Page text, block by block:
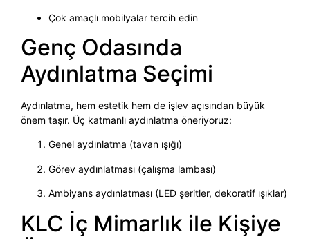
Çok amaçlı mobilyalar tercih edin
Genç Odasında
Aydınlatma Seçimi
Aydınlatma, hem estetik hem de işlev açısından büyük
önem taşır. Üç katmanlı aydınlatma öneriyoruz:
Genel aydınlatma (tavan ışığı)
Görev aydınlatması (çalışma lambası)
Ambiyans aydınlatması (LED şeritler, dekoratif ışıklar)
KLC İç Mimarlık ile Kişiye